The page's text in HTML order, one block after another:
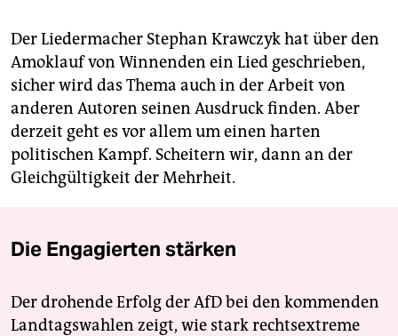
Der Liedermacher Stephan Krawczyk hat über den
Amoklauf von Winnenden ein Lied geschrieben,
sicher wird das Thema auch in der Arbeit von
anderen Autoren seinen Ausdruck finden. Aber
derzeit geht es vor allem um einen harten
politischen Kampf. Scheitern wir, dann an der
Gleichgültigkeit der Mehrheit.
Die Engagierten stärken
Der drohende Erfolg der AfD bei den kommenden
Landtagswahlen zeigt, wie stark rechtsextreme